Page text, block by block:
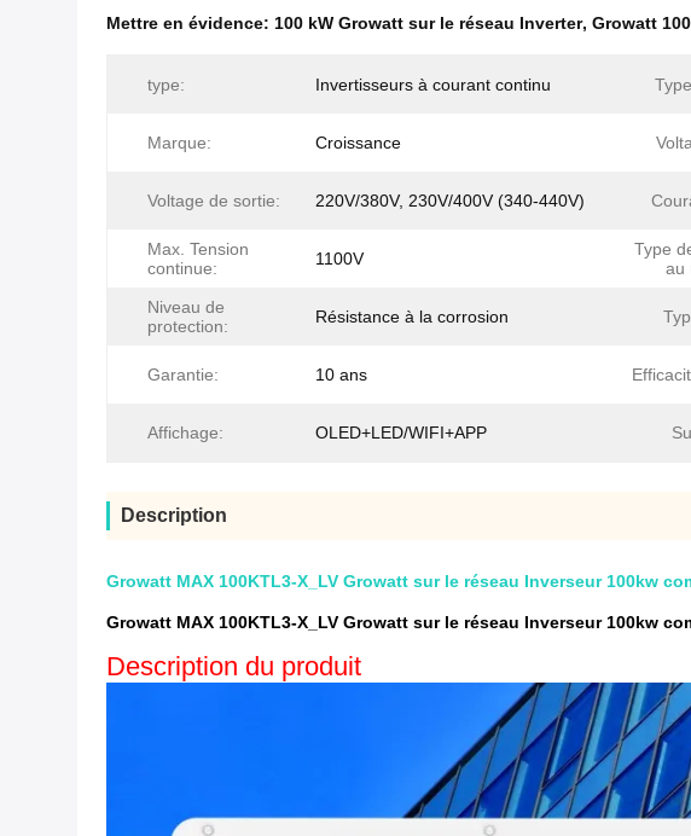
Mettre en évidence: 100 kW Growatt sur le réseau Inverter, Growatt
type: Invertisseurs à courant continu
Marque: Croissance
Voltage de sortie: 220V/380V, 230V/400V (340-440V)
Max. Tension
continue:
1100V
Type
au
Niveau de
protection:
Résistance à la corrosion
Garantie: 10 ans
Affichage: OLED+LED/WIFI+APP
Description
Growatt MAX 100KTL3-X_LV Growatt sur le réseau Inverseur 100kw
Growatt MAX 100KTL3-X_LV Growatt sur le réseau Inverseur 100kw
Description du produit